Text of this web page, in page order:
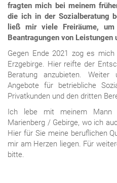
fragten mich bei meinem
die ich in der Sozialberatung
ließ mir viele Freiräume,
Beantragungen von
Gegen Ende 2021 zog es
Erzgebirge. Hier reifte der
Beratung anzubieten.
Angebote für betriebliche
Privatkunden und den dritten
Ich lebe mit meinem Mann
Marienberg / Gebirge, wo ich
Hier für Sie meine beruflichen
mir am Herzen liegen. Für
bitte.